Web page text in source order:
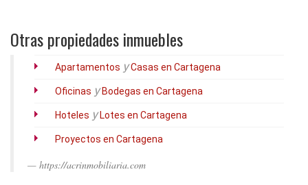
Otras propiedades inmuebles
Apartamentos yCasas en Cartagena
Oficinas yBodegas en Cartagena
Hoteles yLotes en Cartagena
Proyectos en Cartagena
https://acrinmobiliaria.com